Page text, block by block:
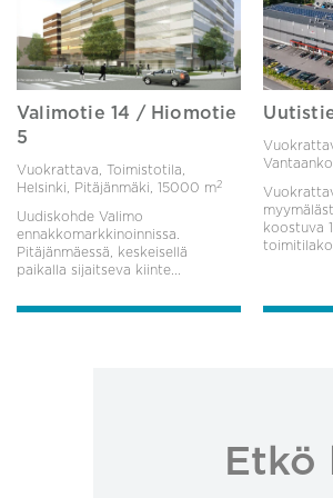
Valimotie 14 / Hiomotie
5
Vuokrattava, Toimistotila,
Helsinki, Pitäjänmäki, 15000 m2
Uudiskohde Valimo
ennakkomarkkinoinnissa.
Pitäjänmäessä, keskeisellä
paikalla sijaitseva kiinte...
koostuva
Etkö